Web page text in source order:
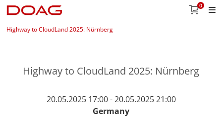
0
Highway to CloudLand 2025: Nürnberg
Highway to CloudLand 2025: Nürnberg
20.05.2025 17:00 - 20.05.2025 21:00
Germany